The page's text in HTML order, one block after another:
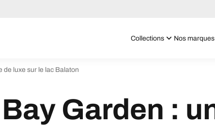
Collections Nos marques
de luxe sur le lac Balaton
Garden :